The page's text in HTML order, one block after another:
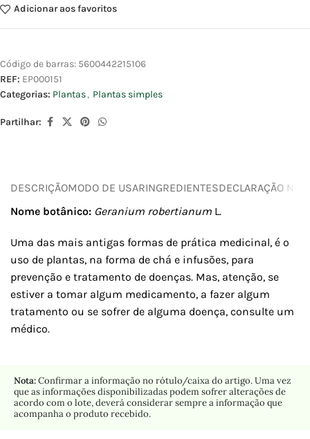
Adicionar aos favoritos
Código de barras: 5600442215106
REF: EP000151
Categorias: Plantas, Plantas simples
Partilhar:
DESCRIÇÃOMODO DE USARINGREDIENTESDECLARAÇÃO
Nome botânico: Geranium robertianum L.
Uma das mais antigas formas de prática medicinal, é o
uso de plantas, na forma de chá e infusões, para
prevenção e tratamento de doenças. Mas, atenção, se
estiver a tomar algum medicamento, a fazer algum
tratamento ou se sofrer de alguma doença, consulte um
médico.
Nota:Confirmar a informação no rótulo/caixa do artigo. Uma vez
que as informações disponibilizadas podem sofrer alterações de
acordo com o lote, deverá considerar sempre a informação que
acompanha o produto recebido.